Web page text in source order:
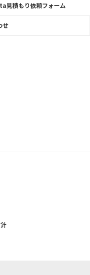
見積もり依頼フォーム
せ